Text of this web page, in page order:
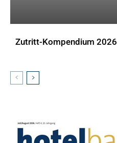
Zutritt-Kompendium 2026